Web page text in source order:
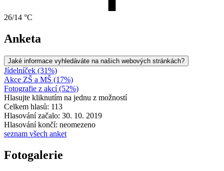
26/14 °C
Anketa
Jaké informace vyhledáváte na našich webových stránkách?
Jídelníček (31%)
Akce ZŠ a MŠ (17%)
Fotografie z akcí (52%)
Hlasujte kliknutím na jednu z možností
Celkem hlasů: 113
Hlasování začalo: 30. 10. 2019
Hlasování končí: neomezeno
seznam všech anket
Fotogalerie